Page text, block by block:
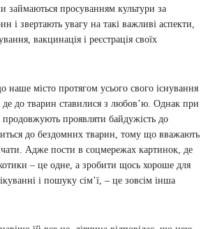
займаються просуванням культури за
і звертають увагу на такі важливі аспекти,
вакцинація і реєстрація своїх
наше місто протягом усього свого існування
де до тварин ставилися з любов’ю. Однак при
проявляти байдужість до
до бездомних тварин, тому що вважають
Адже пости в соцмережах картинок, де
– це одне, а зробити щось хороше для
і пошуку сім’ї, – це зовсім інша